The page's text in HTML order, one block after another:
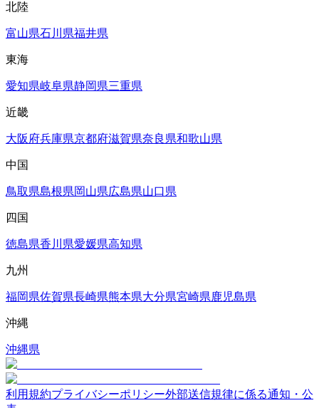
北陸
富山県石川県福井県
東海
愛知県岐阜県静岡県三重県
近畿
大阪府兵庫県京都府滋賀県奈良県和歌山県
中国
鳥取県島根県岡山県広島県山口県
四国
徳島県香川県愛媛県高知県
九州
福岡県佐賀県長崎県熊本県大分県宮崎県鹿児島県
沖縄
沖縄県
利用規約プライバシーポリシー外部送信規律に係る通知・公